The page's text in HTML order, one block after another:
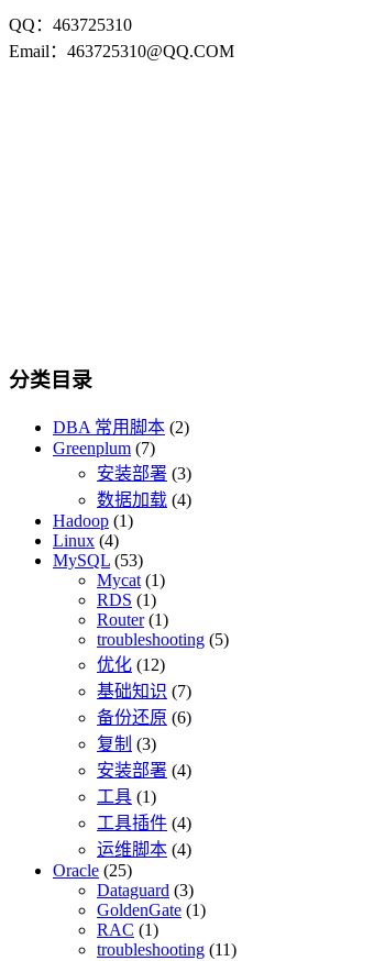
QQ：463725310
Email：463725310@QQ.COM
分类目录
DBA 常用脚本 (2)
Greenplum (7)
安装部署 (3)
数据加载 (4)
Hadoop (1)
Linux (4)
MySQL (53)
Mycat (1)
RDS (1)
Router(1)
troubleshooting (5)
优化 (12)
基础知识 (7)
备份还原 (6)
复制 (3)
安装部署 (4)
工具 (1)
工具插件 (4)
运维脚本 (4)
Oracle (25)
Dataguard (3)
GoldenGate (1)
RAC (1)
troubleshooting (11)